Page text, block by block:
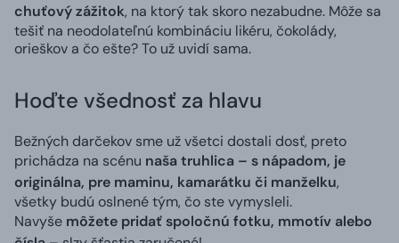
chuťový zážitok, na ktorý tak skoro nezabudne. Môže sa
tešiť na neodolateľnú kombináciu likéru, čokolády,
orieškov a čo ešte? To už uvidí sama.
Hoďte všednosť za hlavu
Bežných darčekov sme už všetci dostali dosť, preto
prichádza na scénu naša truhlica – s nápadom, je
originálna, pre maminu, kamarátku či manželku,
všetky budú oslnené tým, čo ste vymysleli.
Navyše môžete pridať spoločnú fotku, mmotív alebo